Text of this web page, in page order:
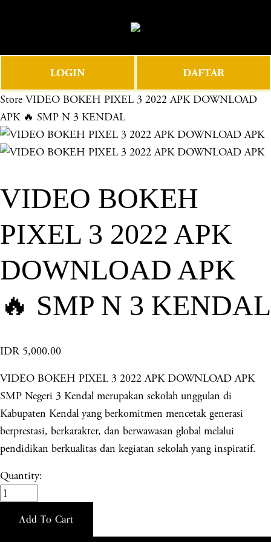
e
e
n
u
LOGIN DAFTAR
Store VIDEO BOKEH PIXEL 3 2022 APK DOWNLOAD
APK 🔥 SMP N 3 KENDAL
VIDEO BOKEH
PIXEL 3 2022 APK
DOWNLOAD APK
🔥 SMP N 3 KENDAL
IDR 5,000.00
VIDEO BOKEH PIXEL 3 2022 APK DOWNLOAD APK
SMP Negeri 3 Kendal merupakan sekolah unggulan di
Kabupaten Kendal yang berkomitmen mencetak generasi
berprestasi, berkarakter, dan berwawasan global melalui
pendidikan berkualitas dan kegiatan sekolah yang inspiratif.
Quantity:
Add To Cart